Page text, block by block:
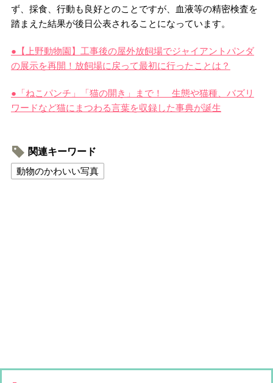
ず、採食、行動も良好とのことですが、血液等の精密検査を
踏まえた結果が後日公表されることになっています。
●【上野動物園】工事後の屋外放飼場でジャイアントパンダ
の展示を再開！放飼場に戻って最初に行ったことは？
●「ねこパンチ」「猫の開き」まで！ 生態や猫種、バズリ
ワードなど猫にまつわる言葉を収録した事典が誕生
関連キーワード
動物のかわいい写真